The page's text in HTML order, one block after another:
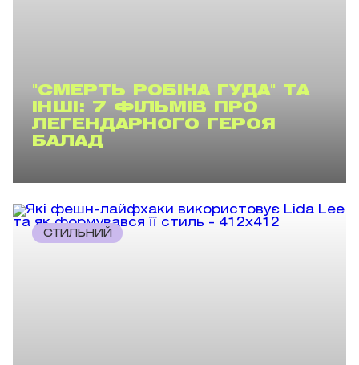
"СМЕРТЬ РОБІНА ГУДА" ТА
ІНШІ: 7 ФІЛЬМІВ ПРО
ЛЕГЕНДАРНОГО ГЕРОЯ
БАЛАД
СТИЛЬНИЙ